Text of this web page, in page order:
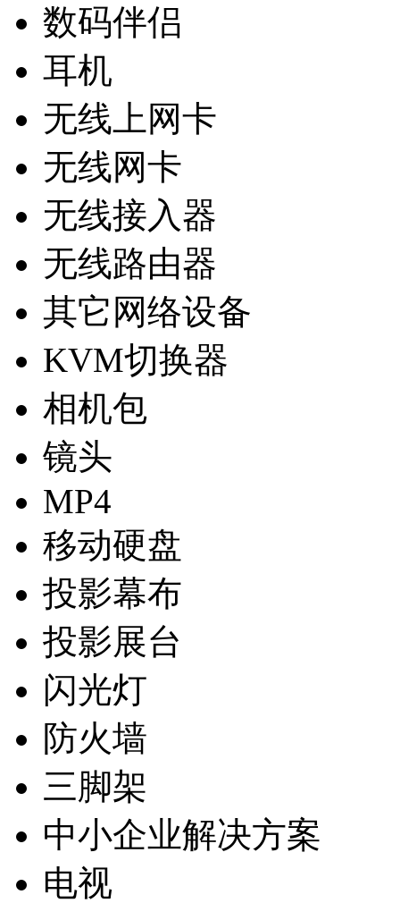
数码伴侣
耳机
无线上网卡
无线网卡
无线接入器
无线路由器
其它网络设备
KVM切换器
相机包
镜头
MP4
移动硬盘
投影幕布
投影展台
闪光灯
防火墙
三脚架
中小企业解决方案
电视